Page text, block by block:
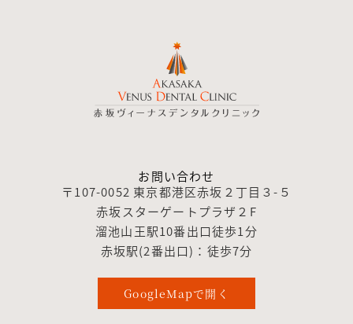
お問い合わせ
〒107-0052 東京都港区赤坂２丁目３-５
赤坂スターゲートプラザ２F
溜池山王駅10番出口徒歩1分
赤坂駅(2番出口)：徒歩7分
GoogleMapで開く